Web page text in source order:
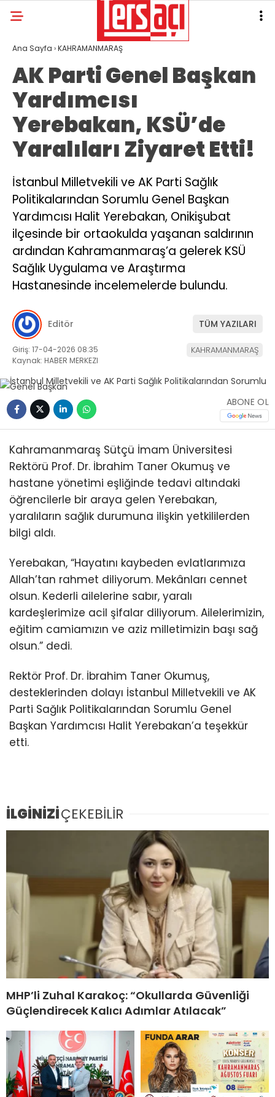
Ana Sayfa ›KAHRAMANMARAŞ
AK Parti Genel Başkan
Yardımcısı
Yerebakan, KSÜ’de
Yaralıları Ziyaret Etti!
İstanbul Milletvekili ve AK Parti Sağlık
Politikalarından Sorumlu Genel Başkan
Yardımcısı Halit Yerebakan, Onikişubat
ilçesinde bir ortaokulda yaşanan saldırının
ardından Kahramanmaraş’a gelerek KSÜ
Sağlık Uygulama ve Araştırma
Hastanesinde incelemelerde bulundu.
Editör TÜM YAZILARI
Giriş: 17-04-2026 08:35
Kaynak: HABER MERKEZI
KAHRAMANMARAŞ
ABONE OL
Kahramanmaraş Sütçü İmam Üniversitesi
Rektörü Prof. Dr. İbrahim Taner Okumuş ve
hastane yönetimi eşliğinde tedavi altındaki
öğrencilerle bir araya gelen Yerebakan,
yaralıların sağlık durumuna ilişkin yetkililerden
bilgi aldı.
Yerebakan, “Hayatını kaybeden evlatlarımıza
Allah’tan rahmet diliyorum. Mekânları cennet
olsun. Kederli ailelerine sabır, yaralı
kardeşlerimize acil şifalar diliyorum. Ailelerimizin,
eğitim camiamızın ve aziz milletimizin başı sağ
olsun.” dedi.
Rektör Prof. Dr. İbrahim Taner Okumuş,
desteklerinden dolayı İstanbul Milletvekili ve AK
Parti Sağlık Politikalarından Sorumlu Genel
Başkan Yardımcısı Halit Yerebakan’a teşekkür
etti.
İLGİNİZİÇEKEBİLİR
MHP’li Zuhal Karakoç: “Okullarda Güvenliği
Güçlendirecek Kalıcı Adımlar Atılacak”